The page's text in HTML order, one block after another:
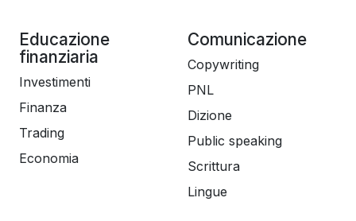
Educazione
finanziaria
Investimenti
Finanza
Trading
Economia
Comunicazione
Copywriting
PNL
Dizione
Public speaking
Scrittura
Lingue